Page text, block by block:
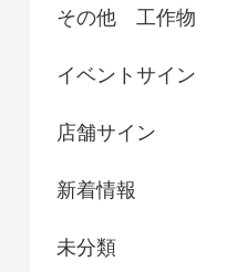
その他 工作物
イベントサイン
店舗サイン
新着情報
未分類